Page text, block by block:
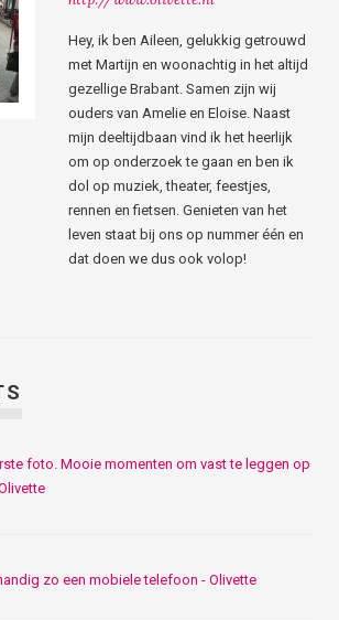
Hey, ik ben Aileen, gelukkig getrouwd
met Martijn en woonachtig in het altijd
gezellige Brabant. Samen zijn wij
ouders van Amelie en Eloise. Naast
mijn deeltijdbaan vind ik het heerlijk
om op onderzoek te gaan en ben ik
dol op muziek, theater, feestjes,
rennen en fietsen. Genieten van het
leven staat bij ons op nummer één en
dat doen we dus ook volop!
foto. Mooie momenten om vast te leggen op
zo een mobiele telefoon - Olivette